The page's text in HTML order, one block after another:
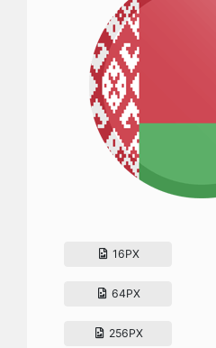
16PX
64PX
256PX